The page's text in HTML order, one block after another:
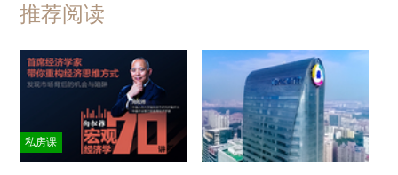
推荐阅读
私房课